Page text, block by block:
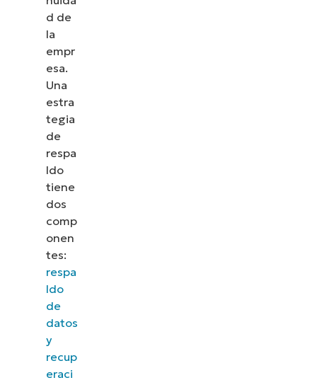
d de
la
empr
esa.
Una
estra
tegia
de
respa
ldo
tiene
dos
comp
onen
tes:
respa
ldo
de
datos
y
recup
eraci